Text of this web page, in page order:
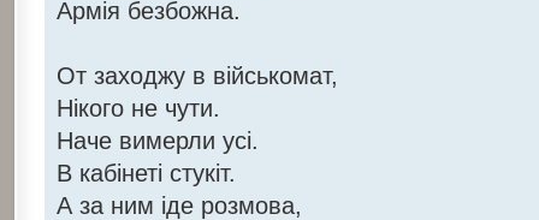
Армія безбожна.
От заходжу в військомат,
Нікого не чути.
Наче вимерли усі.
В кабінеті стукіт.
А за ним іде розмова,